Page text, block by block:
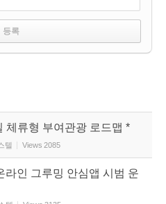
체류형 부여관광 로드맵 *
텔 Views 2085
라인 그루밍 안심앱 시범 운